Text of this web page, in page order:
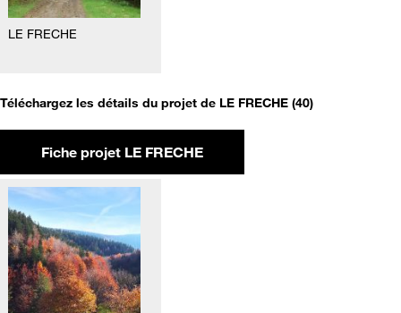
LE FRECHE
Téléchargez les détails du projet de LE FRECHE (40)
Fiche projet LE FRECHE